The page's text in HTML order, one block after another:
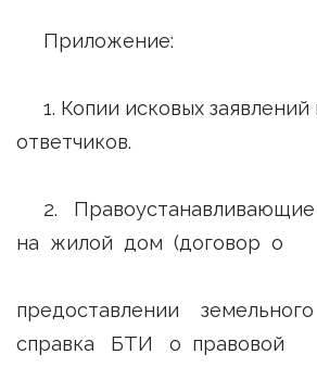
Приложение:
1. Копии исковых заявлений
ответчиков.
2.
на жилой дом (договор о
предоставлении
справка БТИ о правовой